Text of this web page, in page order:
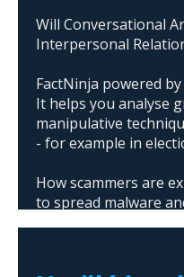
Will Conversational
Interpersonal
FactNinja powered
It helps you analyse
manipulative
- for example in
How scammers are
to spread malware